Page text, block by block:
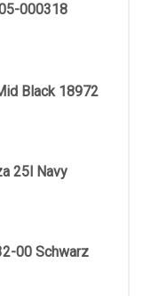
000318
Black 18972
25l Navy
00 Schwarz